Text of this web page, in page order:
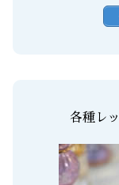
各種レ